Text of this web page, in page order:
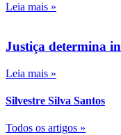
Leia mais »
Justiça determina
Leia mais »
Silvestre Silva Santos
Todos os artigos »